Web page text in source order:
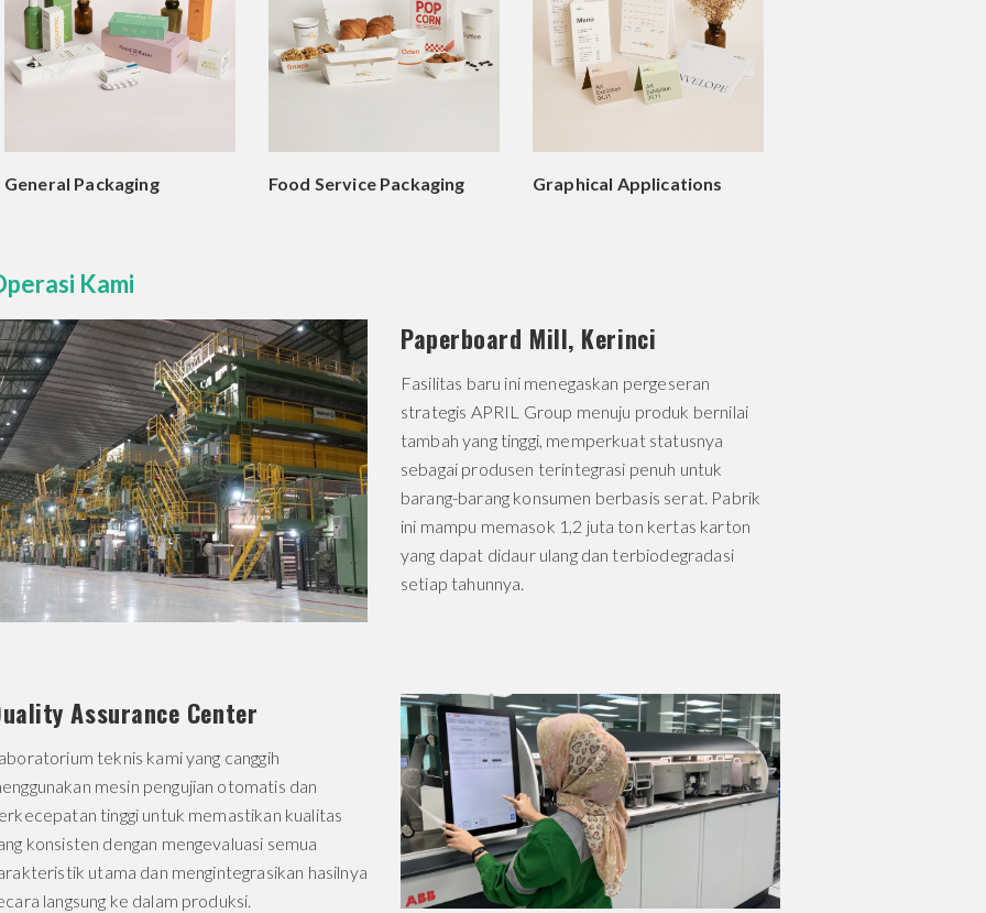
General Packaging Food Service Packaging Graphical Applications
Kami
Paperboard Mill, Kerinci
Fasilitas baru ini menegaskan pergeseran
strategis APRIL Group menuju produk bernilai
tambah yang tinggi, memperkuat statusnya
sebagai produsen terintegrasi penuh untuk
barang-barang konsumen berbasis serat. Pabrik
ini mampu memasok 1,2 juta ton kertas karton
yang dapat didaur ulang dan terbiodegradasi
setiap tahunnya.
Assurance Center
teknis kami yang canggih
mesin pengujian otomatis dan
tinggi untuk memastikan kualitas
konsisten dengan mengevaluasi semua
utama dan mengintegrasikan hasilnya
langsung ke dalam produksi.